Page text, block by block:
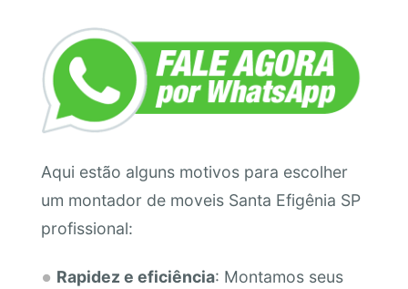
Aqui estão alguns motivos para escolher
um montador de moveis Santa Efigênia SP
profissional:
Rapidez e eficiência: Montamos seus